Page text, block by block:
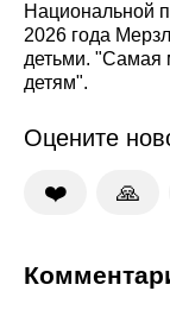
Национальной
2026 года
детьми.
детям".
Оцените
❤️ 🙏